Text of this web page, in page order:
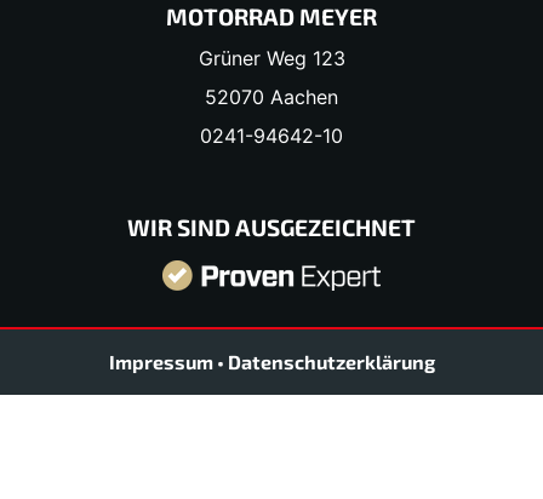
MOTORRAD MEYER
Grüner Weg 123
52070 Aachen
0241-94642-10
WIR SIND AUSGEZEICHNET
Impressum • Datenschutzerklärung